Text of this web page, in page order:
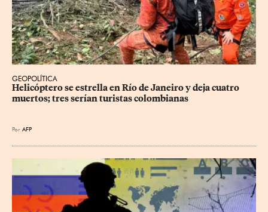
GEOPOLÍTICA
Helicóptero se estrella en Río de Janeiro y deja cuatro
muertos; tres serían turistas colombianas
Por AFP